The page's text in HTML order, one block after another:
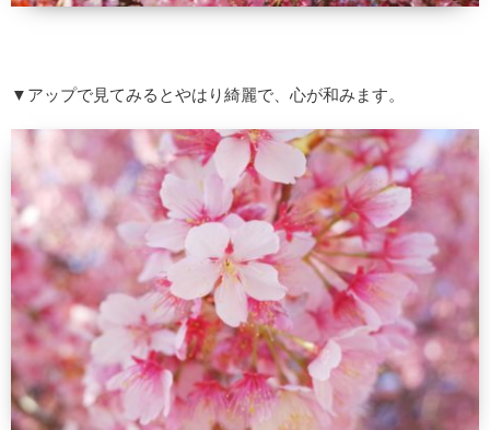
▼アップで見てみるとやはり綺麗で、心が和みます。